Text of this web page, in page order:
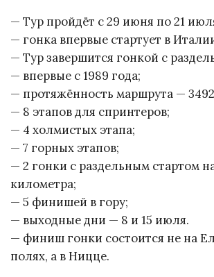
— Тур пройдёт с 29 июня по 21
— гонка впервые стартует в
— Тур завершится гонкой с
— впервые с 1989 года;
— протяжённость маршрута —
— 8 этапов для спринтеров;
— 4 холмистых этапа;
— 7 горных этапов;
— 2 гонки с раздельным стартом
километра;
— 5 финишей в гору;
— выходные дни — 8 и 15 июля.
— финиш гонки состоится не на
полях, а в Ницце.